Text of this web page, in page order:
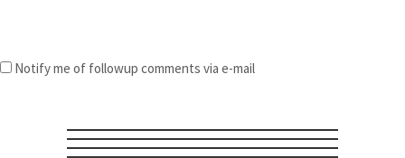
Notify me of followup comments via e-mail